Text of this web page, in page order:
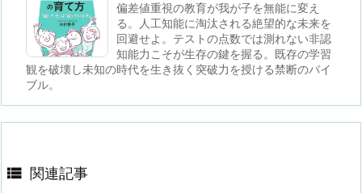
偏差値重視の教育が我が子を無能に変え
る。人工知能に淘汰される絶望的な未来を
回避せよ。テストの点数では測れない非認
知能力こそが生存の鍵を握る。既存の学習
観を破壊し未知の時代を生き抜く突破力を授ける禁断のバイ
ブル。
 関連記事